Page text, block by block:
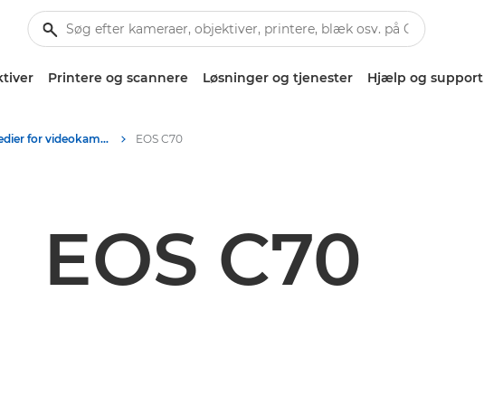
Printere og scannere Løsninger og tjenester Hjælp og support
Produktmedier for videokameraer – Canons presse-site EOS C70
EOS C70